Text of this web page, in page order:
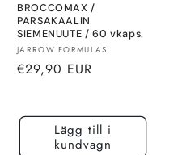
BROCCOMAX /
PARSAKAALIN
SIEMENUUTE / 60 vkaps.
Säljare:
JARROW FORMULAS
Normalt
€29,90 EUR
Lägg till i
kundvagn